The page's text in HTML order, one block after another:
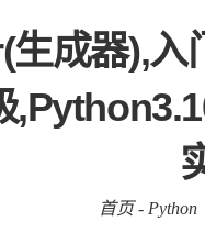
生成器),
首页- Python